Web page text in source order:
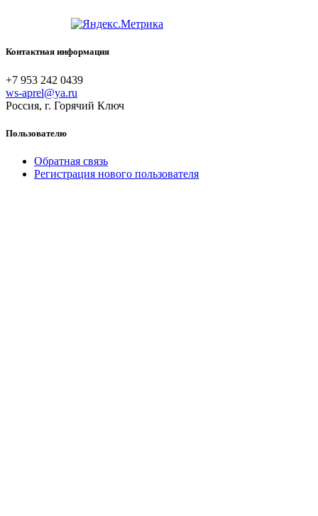
Контактная информация
+7 953 242 0439
ws-aprel@ya.ru
Россия, г. Горячий Ключ
Пользователю
Обратная связь
Регистрация нового пользователя